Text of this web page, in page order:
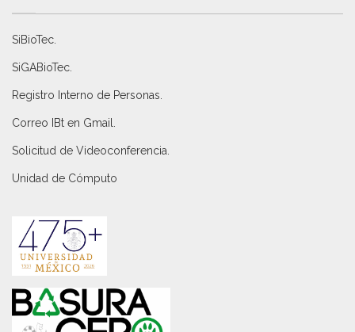
SiBioTec
SiGABioTec.
Registro Interno de Personas
Correo IBt en Gmail
Solicitud de Videoconferencia.
Unidad de Cómputo